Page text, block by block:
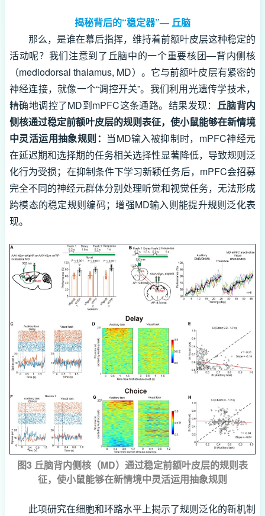
揭秘背后的“稳定器”— 丘脑
那么，是谁在幕后指挥，维持着前额叶皮层这种稳定的
活动呢？我们注意到了丘脑中的一个重要核团—背内侧核
（mediodorsal thalamus, MD）。它与前额叶皮层有紧密的
神经连接，就像一个“调控开关”。我们利用光遗传学技术，
精确地调控了MD到mPFC这条通路。结果发现： 丘脑背内
侧核通过稳定前额叶皮层的规则表征，使小鼠能够在新情境
中灵活运用抽象规则： 当MD输入被抑制时，mPFC神经元
在延迟期和选择期的任务相关选择性显著降低，导致规则泛
化行为受损；在抑制条件下学习新颖任务后，mPFC会招募
完全不同的神经元群体分别处理听觉和视觉任务，无法形成
跨模态的稳定规则编码；增强MD输入则能提升规则泛化表
现。
图3 丘脑背内侧核（MD）通过稳定前额叶皮层的规则表
征，使小鼠能够在新情境中灵活运用抽象规则
此项研究在细胞和环路水平上揭示了规则泛化的新机制